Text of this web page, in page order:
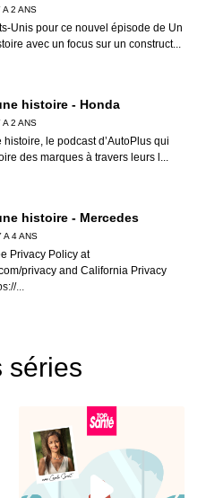
2 ANS
Unis pour ce nouvel épisode de Un
avec un focus sur un construct...
histoire - Honda
2 ANS
histoire, le podcast d’AutoPlus qui
des marques à travers leurs l...
histoire - Mercedes
A 4 ANS
Privacy Policy at
privacy and California Privacy
...
d'Un logo, une histoire, coup
histoire - Volvo
A 3 ANS
consulter notre politique de
séries